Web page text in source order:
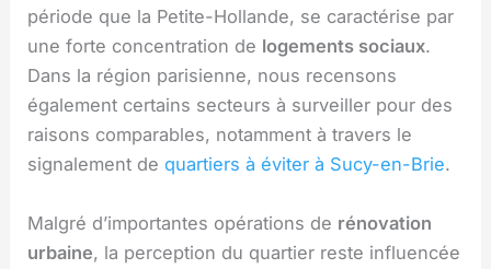
période que la Petite-Hollande, se caractérise par
une forte concentration de logements sociaux.
Dans la région parisienne, nous recensons
également certains secteurs à surveiller pour des
raisons comparables, notamment à travers le
signalement dequartiers à éviter à Sucy-en-Brie.
Malgré d’importantes opérations de rénovation
urbaine, la perception du quartier reste influencée